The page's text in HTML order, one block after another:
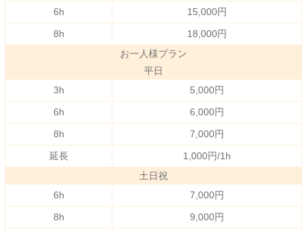
6h
15,000円
8h
18,000円
お一人様プラン
平日
3h
5,000円
6h
6,000円
8h
7,000円
延長
1,000円/1h
土日祝
6h
7,000円
8h
9,000円